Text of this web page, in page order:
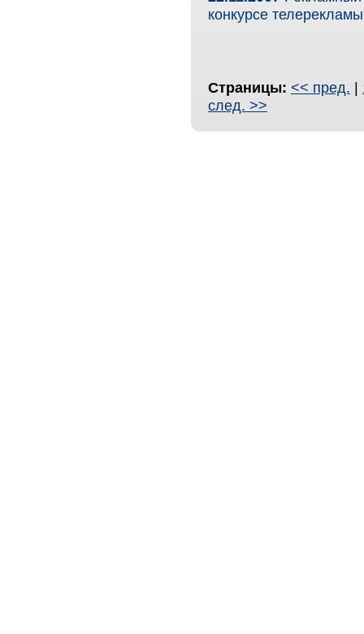
конкурсе
Страницы: << пред. |
след. >>